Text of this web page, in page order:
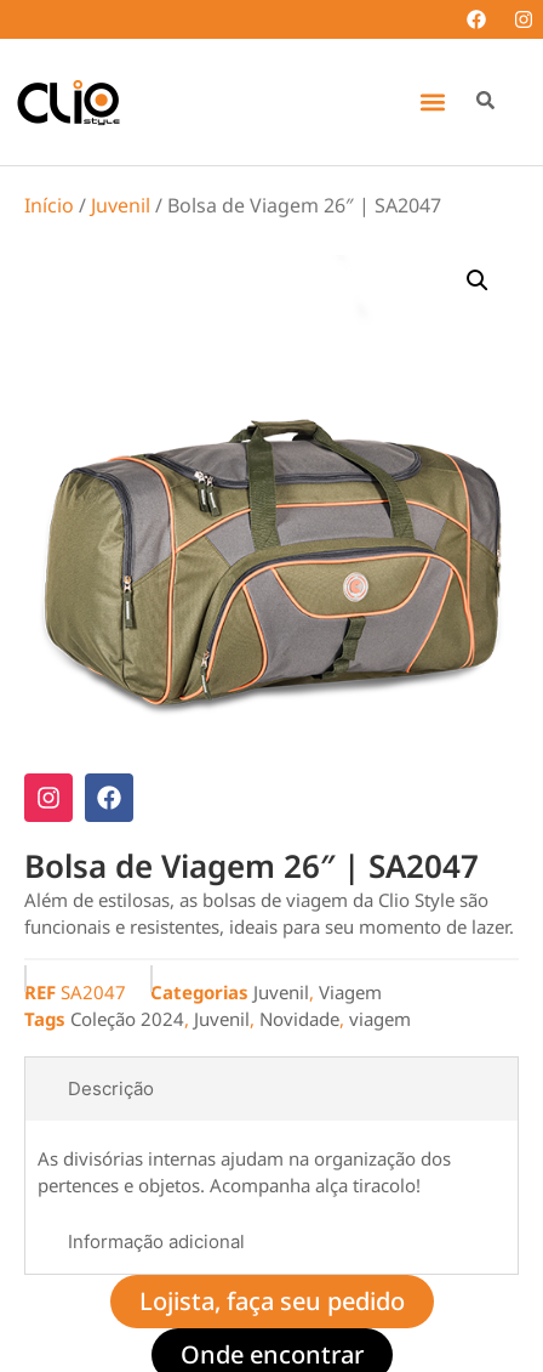
Início / Juvenil / Bolsa de Viagem 26″ | SA2047
Bolsa de Viagem 26″ | SA2047
Além de estilosas, as bolsas de viagem da Clio Style são
funcionais e resistentes, ideais para seu momento de lazer.
REF SA2047 Categorias Juvenil, Viagem
Tags Coleção 2024, Juvenil, Novidade, viagem
Descrição
Informação adicional
As divisórias internas ajudam na organização dos
pertences e objetos. Acompanha alça tiracolo!
Lojista, faça seu pedido
Onde encontrar